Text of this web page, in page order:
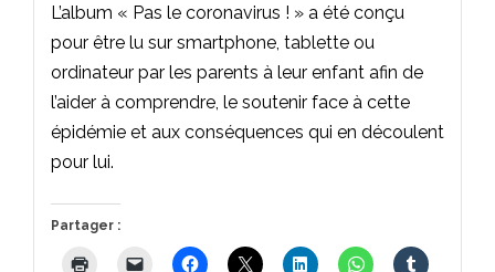
L’album « Pas le coronavirus ! » a été conçu
pour être lu sur smartphone, tablette ou
ordinateur par les parents à leur enfant afin de
l’aider à comprendre, le soutenir face à cette
épidémie et aux conséquences qui en découlent
pour lui.
Partager :